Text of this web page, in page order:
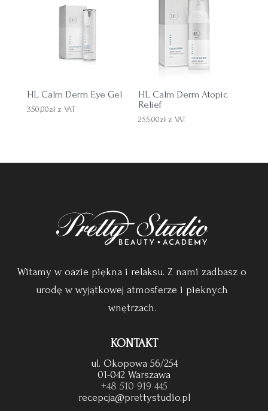
HL Calm Derm Eye Gel
350,00zł z VAT
HL Calm Derm Atopic
Relief
255,00zł z VAT
Witamy w oazie piękna i relaksu. Z nami zadbasz o
urodę w wyjątkowej atmosferze i pieknych
wnętrzach.
KONTAKT
ul. Okopowa 56/254
01-042 Warszawa
+48 510 919 445
recepcja@prettystudio.pl